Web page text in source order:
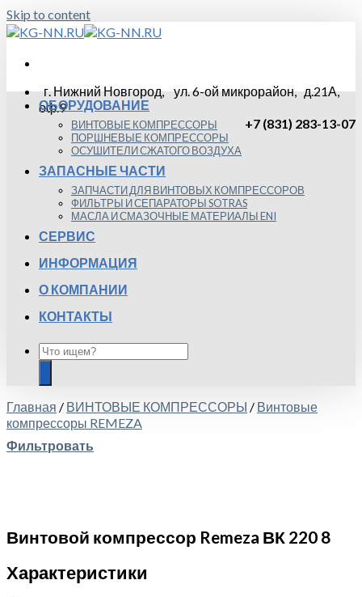
Skip to content
г. Нижний Новгород, ул. 6-ой микрорайон, д.21А,
оф.9
+7 (831) 283-13-07
ОБОРУДОВАНИЕ
ВИНТОВЫЕ КОМПРЕССОРЫ
ПОРШНЕВЫЕ КОМПРЕССОРЫ
ОСУШИТЕЛИ СЖАТОГО ВОЗДУХА
ЗАПАСНЫЕ ЧАСТИ
ЗАПЧАСТИ ДЛЯ ВИНТОВЫХ КОМПРЕССОРОВ
ФИЛЬТРЫ И СЕПАРАТОРЫ SOTRAS
МАСЛА И СМАЗОЧНЫЕ МАТЕРИАЛЫ ENI
СЕРВИС
ИНФОРМАЦИЯ
О КОМПАНИИ
КОНТАКТЫ
Главная / ВИНТОВЫЕ КОМПРЕССОРЫ / Винтовые
компрессоры REMEZA
Фильтровать
Винтовой компрессор Remeza ВК 220 8
Характеристики